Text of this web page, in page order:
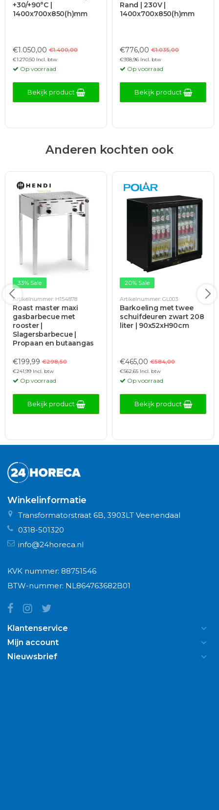
+30/+90°C |
1400x700x850(h)mm
€1.050,00 €1.400,00
€1.270,50 Incl. btw
Op voorraad
Bekijk product
Rand | 230V |
1400x700x850(h)mm
€776,00 €1.035,00
€938,96 Incl. btw
Op voorraad
Bekijk product
Anderen kochten ook
33% Sale
Artikelnummer: H154878
Roast master maxi
gasbarbecue met
rooster |
Slagersbarbecue |
Propaan en butaangas
€199,99 €298,50
€241,99 Incl. btw
Op voorraad
Bekijk product
20% Sale
Artikelnummer: GL003
Barkoeling met twee
schuifdeuren zwart 208
liter | 90x52xH90cm
€465,00 €584,00
€562,65 Incl. btw
Op voorraad
Bekijk product
Winkelinformatie
Transformatorstraat 6B, 3903LT Veenendaal
0318-501320
info@24horeca.nl
KVK nummer: 88751546
BTW-nummer: NL864763682B01
Klantenservice
Mijn account
Nieuwsbrief